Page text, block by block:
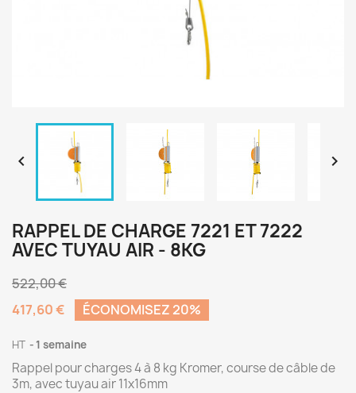
 
RAPPEL DE CHARGE 7221 ET 7222
AVEC TUYAU AIR - 8KG
522,00 €
417,60 €
ÉCONOMISEZ 20%
HT 1 semaine
Rappel pour charges 4 à 8 kg Kromer, course de câble de
3m, avec tuyau air 11x16mm